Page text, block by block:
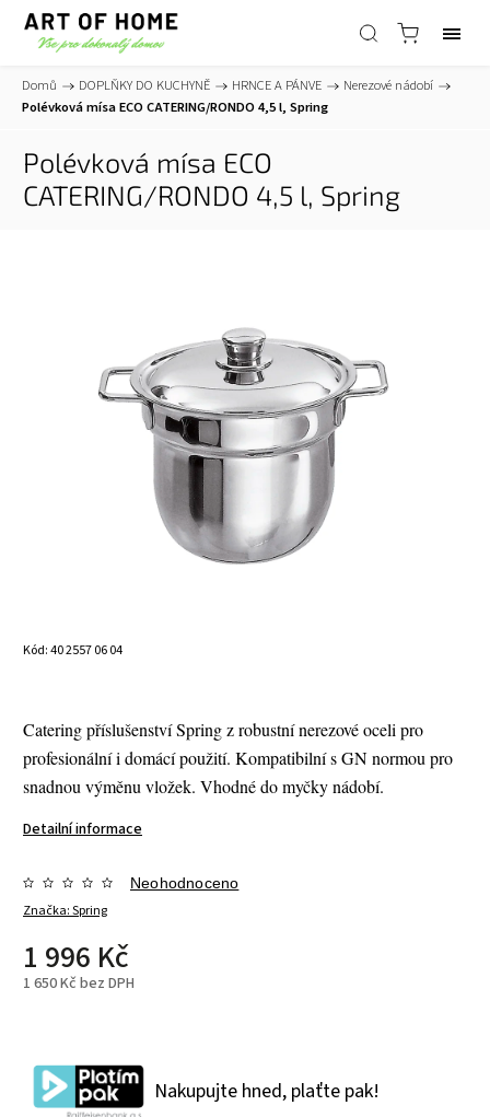
Domů / DOPLŇKY DO KUCHYNĚ / HRNCE A PÁNVE / Nerezové nádobí /
Polévková mísa ECO CATERING/RONDO 4,5 l, Spring
Polévková mísa ECO
CATERING/RONDO 4,5 l, Spring
Kód:40 2557 06 04
Catering příslušenství Spring z robustní nerezové oceli pro
profesionální i domácí použití. Kompatibilní s GN normou pro
snadnou výměnu vložek. Vhodné do myčky nádobí.
Detailní informace
Značka:Spring
Neohodnoceno
1 996 Kč
1 650 Kč bez DPH
Nakupujte hned, plaťte pak!